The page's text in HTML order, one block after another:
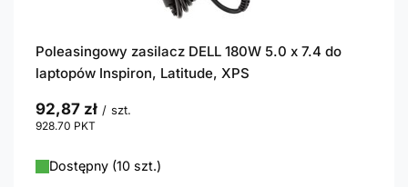
Poleasingowy zasilacz DELL 180W 5.0 x 7.4 do
laptopów Inspiron, Latitude, XPS
92,87 zł / szt.
928.70 PKT
Dostępny (10 szt.)